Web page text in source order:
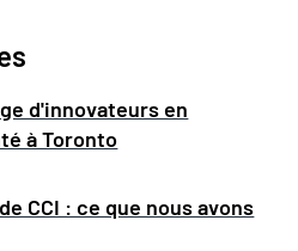
d'innovateurs en
à Toronto
CCI : ce que nous avons